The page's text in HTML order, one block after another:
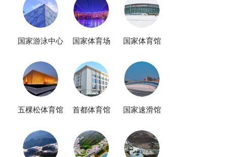
国家游泳中心 国家体育场 国家体育馆
五棵松体育馆 首都体育馆 国家速滑馆